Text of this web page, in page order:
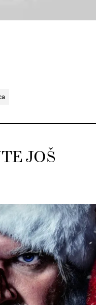
JOŠ